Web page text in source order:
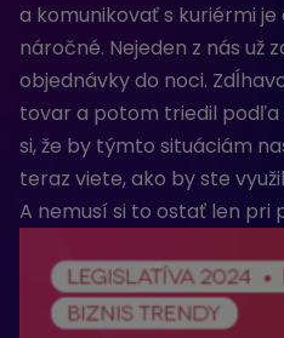
a komunikovať s kuriérmi
náročné. Nejeden z nás už
objednávky do noci.
tovar a potom triedil
si, že by týmto situáciám
teraz viete, ako by ste
A nemusí si to ostať len pri